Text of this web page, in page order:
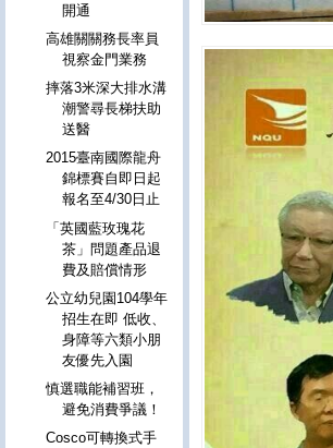
開通
高雄關關務長率員
視察金門業務
摔落3米深大排水溝
潮警尋長梯扶助
送醫
2015臺南國際龍舟
錦標賽自即日起
報名至4/30日止
「英國藍玫瑰花
茶」問題產品退
費及賠償情形
公立幼兒園104學年
招生在即 低收、
身障等六類小朋
友優先入園
慎選職能補習班，
避免消費爭議！
Cosco可轉換式手